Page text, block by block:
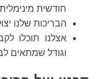
חודשית מינימלית
הבריכות שלנו
אצלנו תוכלו
וגודל שמתאים